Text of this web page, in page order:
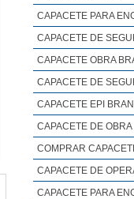
CAPACETE PARA
CAPACETE DE
CAPACETE OBRA
CAPACETE DE
CAPACETE EPI
CAPACETE DE
COMPRAR
CAPACETE DE
CAPACETE PARA